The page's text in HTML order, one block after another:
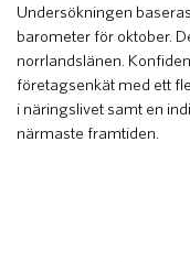
Undersökningen
barometer för oktober.
norrlandslänen.
företagsenkät med ett
i näringslivet samt en
närmaste framtiden.